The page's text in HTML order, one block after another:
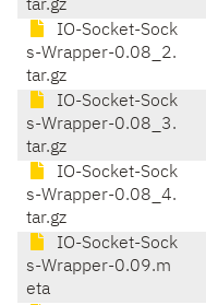
tar.gz
IO-Socket-Sock
s-Wrapper-0.08_2.
tar.gz
IO-Socket-Sock
s-Wrapper-0.08_3.
tar.gz
IO-Socket-Sock
s-Wrapper-0.08_4.
tar.gz
IO-Socket-Sock
s-Wrapper-0.09.m
eta